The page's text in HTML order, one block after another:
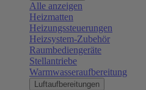
Alle anzeigen
Heizmatten
Heizungssteuerungen
Heizsystem-Zubehör
Raumbediengeräte
Stellantriebe
Warmwasseraufbereitung
Luftaufbereitungen